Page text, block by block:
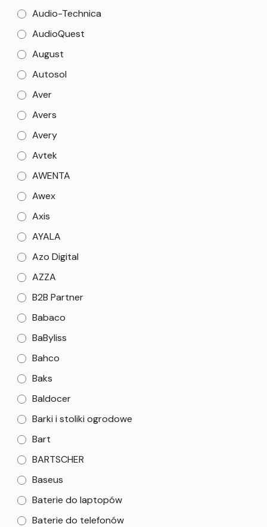
Audio-Technica
AudioQuest
August
Autosol
Aver
Avers
Avery
Avtek
AWENTA
Awex
Axis
AYALA
Azo Digital
AZZA
B2B Partner
Babaco
BaByliss
Bahco
Baks
Baldocer
Barki i stoliki ogrodowe
Bart
BARTSCHER
Baseus
Baterie do laptopów
Baterie do telefonów